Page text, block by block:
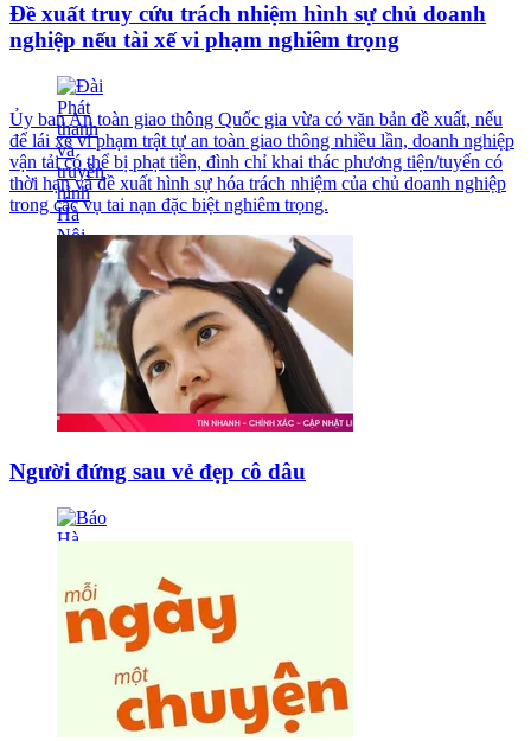
Đề xuất truy cứu trách nhiệm hình sự chủ doanh
nghiệp nếu tài xế vi phạm nghiêm trọng
Ủy ban An toàn giao thông Quốc gia vừa có văn bản đề xuất, nếu
để lái xe vi phạm trật tự an toàn giao thông nhiều lần, doanh nghiệp
vận tải có thể bị phạt tiền, đình chỉ khai thác phương tiện/tuyến có
thời hạn và đề xuất hình sự hóa trách nhiệm của chủ doanh nghiệp
trong các vụ tai nạn đặc biệt nghiêm trọng.
Người đứng sau vẻ đẹp cô dâu